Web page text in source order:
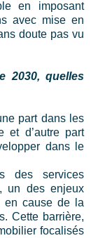
en imposant
avec mise en
doute pas vu
2030, quelles
part dans les
et d’autre part
dans le
des services
un des enjeux
en cause de la
Cette barrière,
focalisés